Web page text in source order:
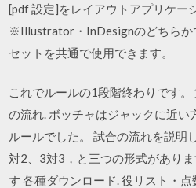
[pdf 設定]をレイアウトアプリケー
※Illustrator・InDesignのどちらか
セットを共通で使用できます。
これでルールの1段階終わりです
の流れ. ボッチャはジャックに近
ルールでした。 試合の流れを説明
対2、3対3，と三つの形式があり
す 各種ダウンロード. 役リスト・